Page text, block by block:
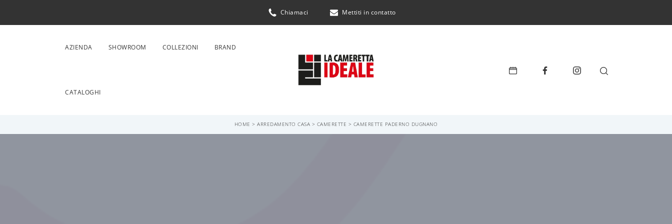
Chiamaci Mettiti in contatto
AZIENDA SHOWROOM COLLEZIONI BRAND
CATALOGHI
HOME >ARREDAMENTO CASA > CAMERETTE > CAMERETTE PADERNO DUGNANO